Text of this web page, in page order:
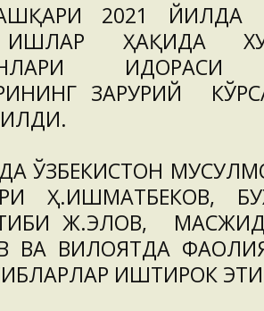
2021 ЙИЛДА
ҲАҚИДА
ЗАРУРИЙ
ЎЗБЕКИСТОН
Ҳ.ИШМАТБЕКОВ,
Ж.ЭЛОВ,
ВА ВИЛОЯТДА
ИШТИРОК